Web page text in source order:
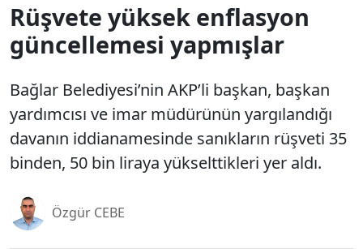
Rüşvete yüksek enflasyon
güncellemesi yapmışlar
Bağlar Belediyesi’nin AKP’li başkan, başkan
yardımcısı ve imar müdürünün yargılandığı
davanın iddianamesinde sanıkların rüşveti 35
binden, 50 bin liraya yükselttikleri yer aldı.
Özgür CEBE